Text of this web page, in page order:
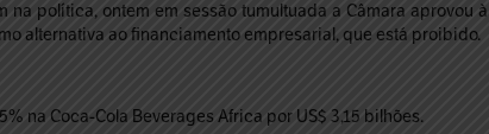
política, ontem em sessão tumultuada a Câmara aprovou à
alternativa ao financiamento empresarial, que está proibido.
na Coca-Cola Beverages Africa por US$ 3,15 bilhões.